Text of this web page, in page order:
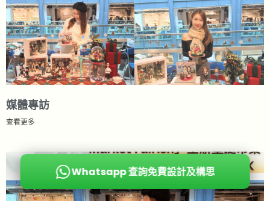
Whatsapp 查詢免費設計及構思
媒體專訪
查看更多